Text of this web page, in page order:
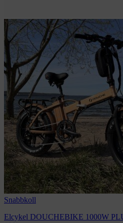
Snabbkoll
Elcykel DOUCHEBIKE 1000W